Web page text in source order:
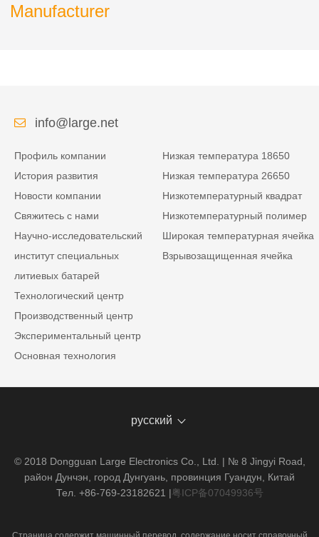
Manufacturer
info@large.net
Профиль компании
История развития
Новости компании
Свяжитесь с нами
Научно-исследовательский
институт специальных
литиевых батарей
Технологический центр
Производственный центр
Экспериментальный центр
Основная технология
Низкая температура 18650
Низкая температура 26650
Низкотемпературный квадрат
Низкотемпературный полимер
Широкая температурная ячейка
Взрывозащищенная ячейка
русский
© 2018 Dongguan Large Electronics Co., Ltd. | № 8 Jingyi Road,
район Дунчэн, город Дунгуань, провинция Гуандун, Китай
Тел. +86-769-23182621 |粤ICP备07049936号